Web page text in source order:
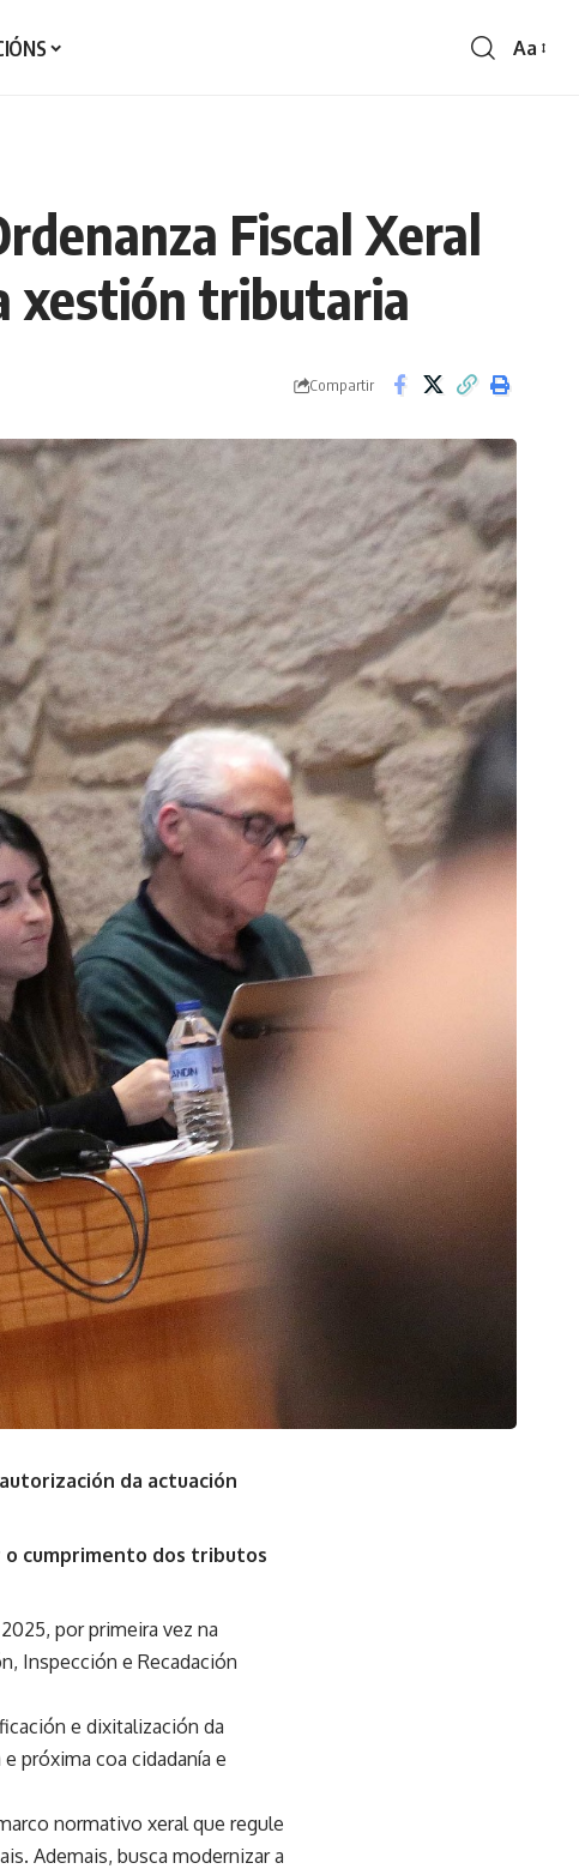
Aa
Fiscal Xeral
xestión tributaria
Compartir
da actuación
o cumprimento dos tributos
por primeira vez na
Inspección e Recadación
e dixitalización da
próxima coa cidadanía e
normativo xeral que regule
Ademais, busca modernizar a